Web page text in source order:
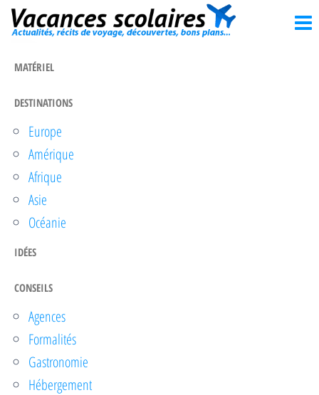
Passer
Vacances
scolaires
MATÉRIEL
DESTINATIONS
Europe
Amérique
Afrique
Asie
Océanie
IDÉES
CONSEILS
Agences
Formalités
Gastronomie
Hébergement